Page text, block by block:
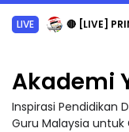
LIVE 🔴 [LIVE] PRINSIP
Akademi
Inspirasi Pendidikan
Guru Malaysia